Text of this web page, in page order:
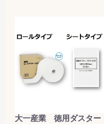
大一産業 徳用ダスター